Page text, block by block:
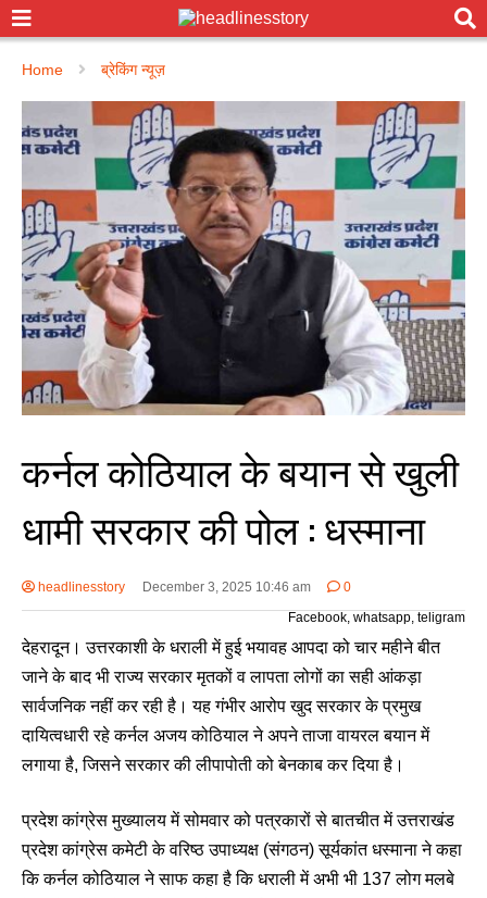
Home ब्रेकिंग न्यूज़
कर्नल कोठियाल के बयान से खुली
धामी सरकार की पोल : धस्माना
headlinesstory December 3, 2025 10:46 am
0
Facebook, whatsapp, teligram
देहरादून। उत्तरकाशी के धराली में हुई भयावह आपदा को चार महीने बीत
जाने के बाद भी राज्य सरकार मृतकों व लापता लोगों का सही आंकड़ा
सार्वजनिक नहीं कर रही है। यह गंभीर आरोप खुद सरकार के प्रमुख
दायित्वधारी रहे कर्नल अजय कोठियाल ने अपने ताजा वायरल बयान में
लगाया है, जिसने सरकार की लीपापोती को बेनकाब कर दिया है।
प्रदेश कांग्रेस मुख्यालय में सोमवार को पत्रकारों से बातचीत में उत्तराखंड
प्रदेश कांग्रेस कमेटी के वरिष्ठ उपाध्यक्ष (संगठन) सूर्यकांत धस्माना ने कहा
कि कर्नल कोठियाल ने साफ कहा है कि धराली में अभी भी 137 लोग मलबे